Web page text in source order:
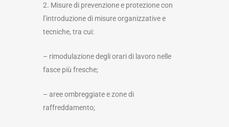
2. Misure di prevenzione e protezione con
l’introduzione di misure organizzative e
tecniche, tra cui:
– rimodulazione degli orari di lavoro nelle
fasce più fresche;
– aree ombreggiate e zone di
raffreddamento;